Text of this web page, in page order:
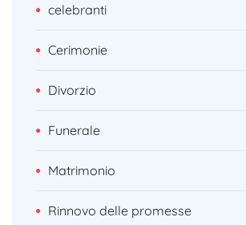
celebranti
Cerimonie
Divorzio
Funerale
Matrimonio
Rinnovo delle promesse